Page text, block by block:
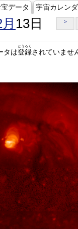
データ 宇宙カレン
13日 >
タは登録
とうろく
されていませ